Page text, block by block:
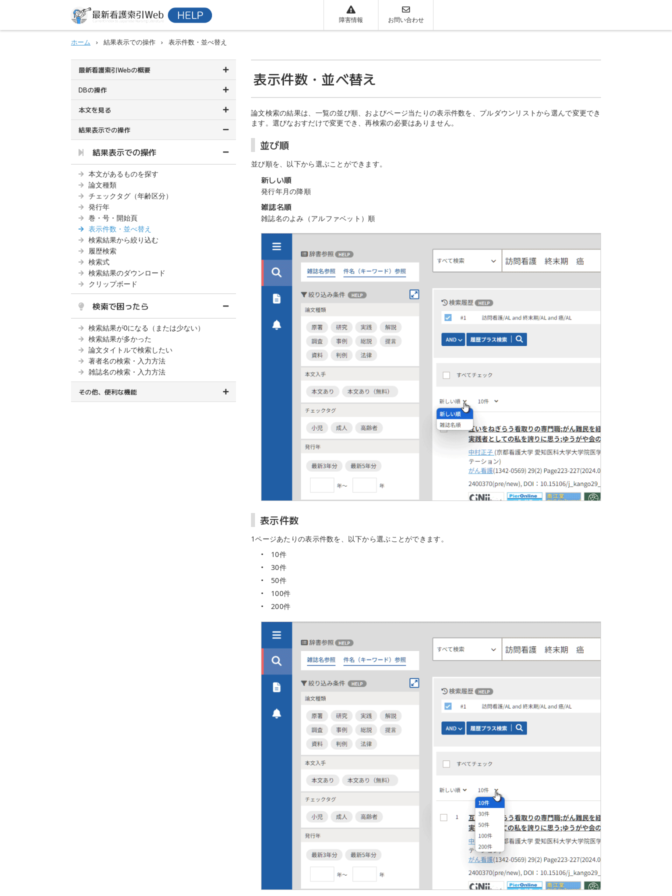
障害情報 お問い合わせ
ホーム 結果表示での操作 表示件数・並べ替え
表示件数・並べ替え
論文検索の結果は、一覧の並び順、およびページ当たりの表示件数を、プルダウンリストから選んで変更でき
ます。選びなおすだけで変更でき、再検索の必要はありません。
並び順
並び順を、以下から選ぶことができます。
新しい順
発行年月の降順
雑誌名順
雑誌名のよみ（アルファベット）順
表示件数
1ページあたりの表示件数を、以下から選ぶことができます。
10件
30件
50件
100件
200件
最新看護索引Webの概要
DBの操作
本文を見る
結果表示での操作
結果表示での操作
本文があるものを探す
論文種類
チェックタグ（年齢区分）
発行年
巻・号・開始頁
表示件数・並べ替え
検索結果から絞り込む
履歴検索
検索式
検索結果のダウンロード
クリップボード
検索で困ったら
検索結果が0になる（または少ない）
検索結果が多かった
論文タイトルで検索したい
著者名の検索・入力方法
雑誌名の検索・入力方法
その他、便利な機能